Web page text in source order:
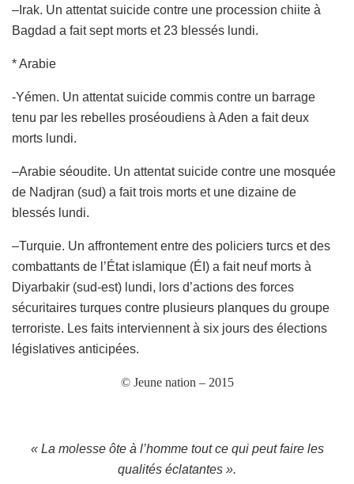
– Irak. Un attentat suicide contre une procession chiite à
Bagdad a fait sept morts et 23 blessés lundi.
* Arabie
-Yémen. Un attentat suicide commis contre un barrage
tenu par les rebelles proséoudiens à Aden a fait deux
morts lundi.
–Arabie séoudite. Un attentat suicide contre une mosquée
de Nadjran (sud) a fait trois morts et une dizaine de
blessés lundi.
–Turquie. Un affrontement entre des policiers turcs et des
combattants de l’État islamique (ÉI) a fait neuf morts à
Diyarbakir (sud-est) lundi, lors d’actions des forces
sécuritaires turques contre plusieurs planques du groupe
terroriste. Les faits interviennent à six jours des élections
législatives anticipées.
© Jeune nation – 201 5
« La molesse ôte à l’homme tout ce qui peut faire les
qualités éclatantes ».